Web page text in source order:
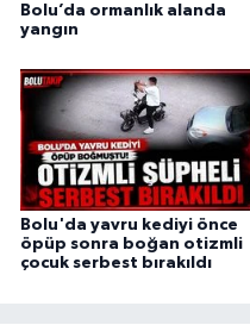
Bolu’da ormanlık alanda
yangın
Bolu'da yavru kediyi önce
öpüp sonra boğan otizmli
çocuk serbest bırakıldı